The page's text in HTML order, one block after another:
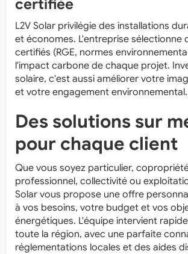
certifiée
L2V Solar privilégie des installations
et économes. L'entreprise sélectionne
certifiés (RGE, normes
l'impact carbone de chaque projet.
solaire, c'est aussi améliorer votre
et votre engagement environnemental.
Des solutions sur
pour chaque client
Que vous soyez particulier,
professionnel, collectivité ou
Solar vous propose une offre
à vos besoins, votre budget et vos
énergétiques. L'équipe intervient
toute la région, avec une parfaite
réglementations locales et des aides